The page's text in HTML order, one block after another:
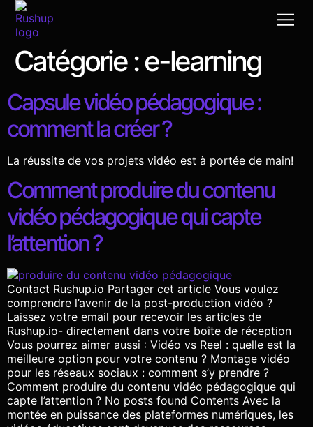
Catégorie :e-learning
Capsule vidéo pédagogique :
comment la créer ?
La réussite de vos projets vidéo est à portée de main!
Comment produire du contenu
vidéo pédagogique qui capte
l’attention ?
Contact Rushup.io Partager cet article Vous voulez
comprendre l’avenir de la post-production vidéo ?
Laissez votre email pour recevoir les articles de
Rushup.io- directement dans votre boîte de réception
Vous pourrez aimer aussi : Vidéo vs Reel : quelle est la
meilleure option pour votre contenu ? Montage vidéo
pour les réseaux sociaux : comment s’y prendre ?
Comment produire du contenu vidéo pédagogique qui
capte l’attention ? No posts found Contents Avec la
montée en puissance des plateformes numériques, les